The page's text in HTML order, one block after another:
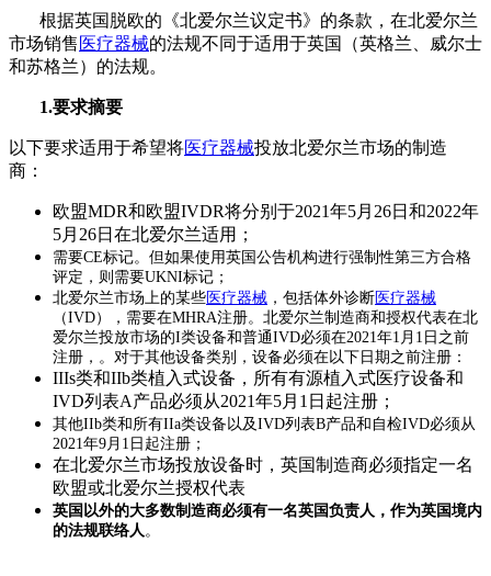
根据英国脱欧的《北爱尔兰议定书》的条款，在北爱尔兰
市场销售 医疗器械的法规不同于适用于英国（英格兰、威尔士
和苏格兰）的法规。
1.要求摘要
以下要求适用于希望将医疗器械投放北爱尔兰市场的制造
商：
欧盟MDR和欧盟IVDR将分别于2021年5月26日和2022年
5月26日在北爱尔兰适用；
需要CE标记。但如果使用英国公告机构进行强制性第三方合格
评定，则需要UKNI标记；
北爱尔兰市场上的某些 医疗器械 ，包括体外诊断 医疗器械
（IVD），需要在MHRA注册。北爱尔兰制造商和授权代表在北
爱尔兰投放市场的I类设备和普通IVD必须在2021年1月1日之前
注册，。对于其他设备类别，设备必须在以下日期之前注册：
IIIs类和IIb类植入式设备，所有有源植入式医疗设备和
IVD列表A产品必须从2021年5月1日起注册；
其他IIb类和所有IIa类设备以及IVD列表B产品和自检IVD必须从
2021年9月1日起注册；
在北爱尔兰市场投放设备时，英国制造商必须指定一名
欧盟或北爱尔兰授权代表
英国以外的大多数制造商必须有一名英国负责人，作为英国境内
的法规联络人。